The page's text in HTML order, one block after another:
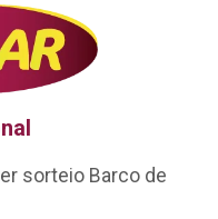
sorteio Barco de